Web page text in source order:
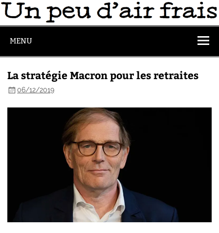
MENU
La stratégie Macron pour les retraites
06/12/2019